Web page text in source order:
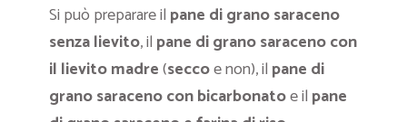
Si può preparare il pane di grano saraceno
senza lievito, il pane di grano saraceno con
il lievito madre(seccoe non), il pane di
grano saraceno con bicarbonatoe il pane